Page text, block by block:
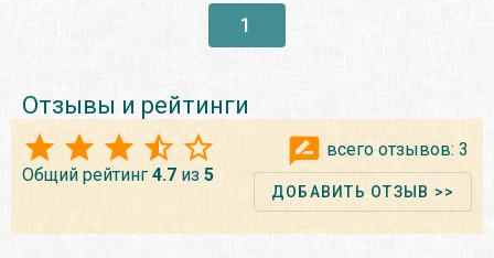
1
Отзывы и рейтинги
Общий рейтинг 4.7 из 5
всего отзывов: 3
ДОБАВИТЬ ОТЗЫВ >>